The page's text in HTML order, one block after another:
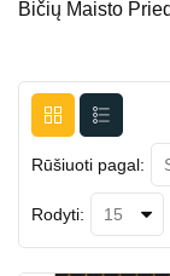
Bičių Maisto
Rūšiuoti pagal:
Rodyti: